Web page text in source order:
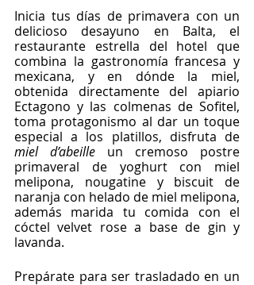
Inicia tus días de primavera con un
delicioso desayuno en Balta, el
restaurante estrella del hotel que
combina la gastronomía francesa y
mexicana, y en dónde la miel,
obtenida directamente del apiario
Ectagono y las colmenas de Sofitel,
toma protagonismo al dar un toque
miel d’abeille un cremoso postre
primaveral de yoghurt con miel
melipona, nougatine y biscuit de
naranja con helado de miel melipona,
además marida tu comida con el
cóctel velvet rose a base de gin y
lavanda.
Prepárate para ser trasladado en un